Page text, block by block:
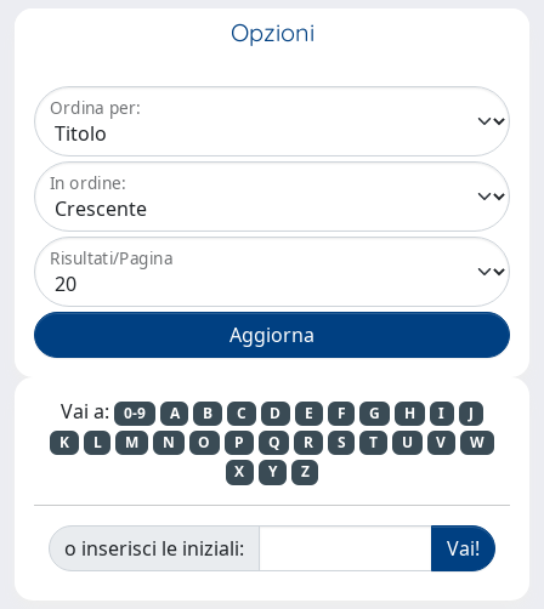
Opzioni
Ordina per:
In ordine:
Risultati/Pagina
Vai a: 0-9 A B C D E F G H I
J
K
L M N O P Q R S T U V
W
X
Y Z
o inserisci le iniziali: